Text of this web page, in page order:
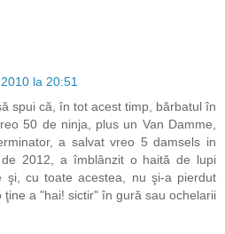
la 20:51
spui că, în tot acest timp, bărbatul în
50 de ninja, plus un Van Damme,
a salvat vreo 5 damsels in
2012, a îmblânzit o haită de lupi
şi, cu toate acestea, nu şi-a pierdut
ţine a "hai! sictir" în gură sau ochelarii